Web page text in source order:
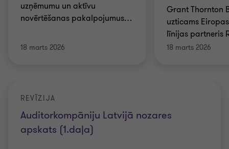
uzņēmumu un aktīvu
novērtēšanas pakalpojumus…
18 marts 2026
Grant Thornton
uzticams
līnijas partneris
18 marts 2026
Auditorkompāniju Latvijā nozares
apskats (1.daļa)
REVĪZIJA